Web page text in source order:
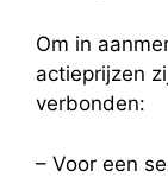
Om in
actieprijzen
verbonden:
– Voor een